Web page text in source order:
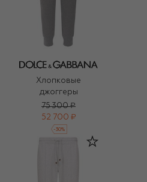
Хлопковые
джоггеры
75 300 ₽
52 700 ₽
-30%